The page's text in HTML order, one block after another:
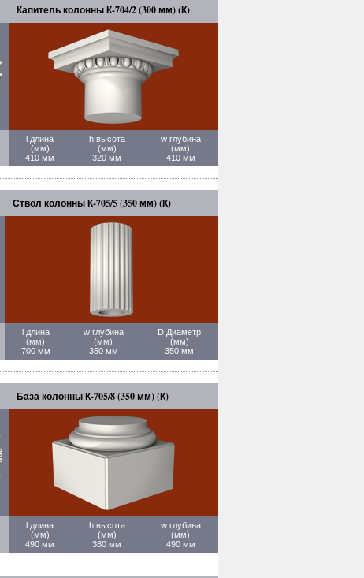
Капитель колонны К-704/2 (300 мм) (К)
l длина
(мм)
410 мм
h высота
(мм)
320 мм
w глубина
(мм)
410 мм
Ствол колонны К-705/5 (350 мм) (К)
l длина
(мм)
700 мм
w глубина
(мм)
350 мм
D Диаметр
(мм)
350 мм
База колонны К-705/8 (350 мм) (К)
l длина
(мм)
490 мм
h высота
(мм)
380 мм
w глубина
(мм)
490 мм